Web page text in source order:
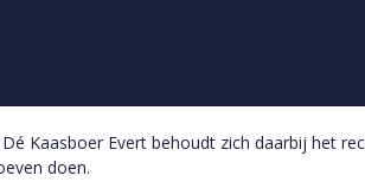
Kaasboer Evert behoudt zich daarbij het
doen.